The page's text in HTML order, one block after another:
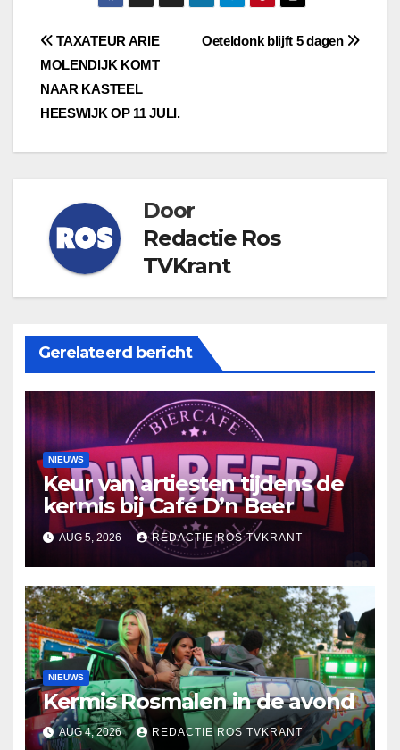
Bericht
navigatie
Oeteldonk blijft 5 dagen
TAXATEUR ARIE
MOLENDIJK KOMT
NAAR KASTEEL
HEESWIJK OP 11 JULI.
Door
Redactie Ros
TVKrant
Gerelateerd bericht
NIEUWS
Keur van artiesten tijdens de
kermis bij Café D’n Beer
AUG 5, 2026 REDACTIE ROS TVKRANT
NIEUWS
Kermis Rosmalen in de avond
AUG 4, 2026 REDACTIE ROS TVKRANT